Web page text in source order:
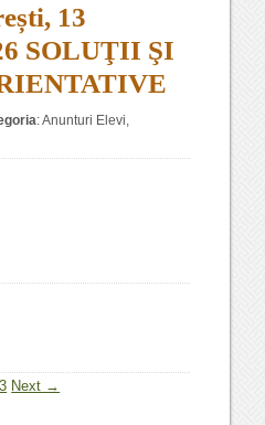
13
SOLUŢII ŞI
:Anunturi Elevi,
Next →